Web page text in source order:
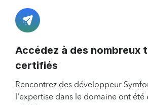
Accédez à des nombreux
certifiés
Rencontrez des développeur
l'expertise dans le domaine ont été